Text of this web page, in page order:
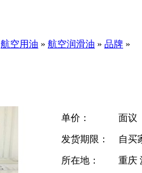
航空用油 » 航空润滑油 » 品牌 »
单价： 面议
发货期限： 自买
所在地： 重庆